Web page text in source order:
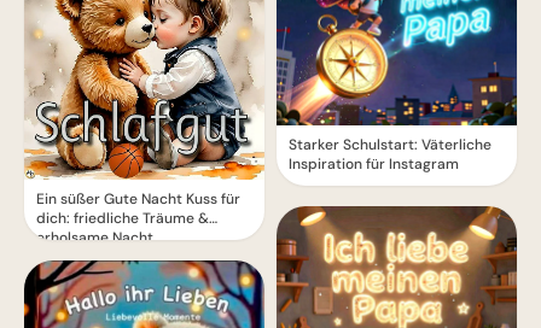
Ein süßer Gute Nacht Kuss für
dich: friedliche Träume &
erholsame Nacht
Starker Schulstart: Väterliche
Inspiration für Instagram